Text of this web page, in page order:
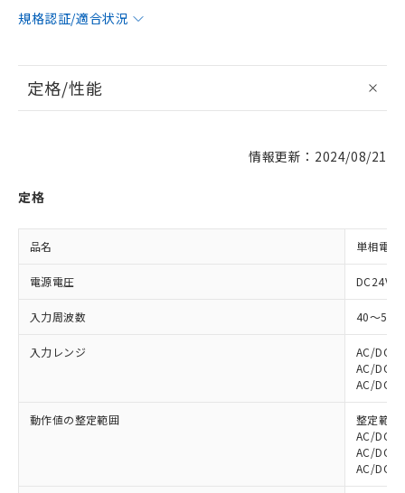
規格認証/適合状況
定格/性能
情報更新：2024/08/21
定格
品名 単相電圧
電源電圧 DC24V/
入力周波数 40～
入力レンジ
AC/DC0
AC/DC0
AC/DC0
動作値の整定範囲
整定範囲
AC/
AC/
AC/